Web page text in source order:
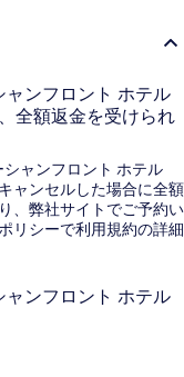
ャンフロント ホテル
全額返金を受けられ
ャンフロント ホテル
ャンセルした場合に全額
、弊社サイトでご予約い
リシーで利用規約の詳細
ャンフロント ホテル